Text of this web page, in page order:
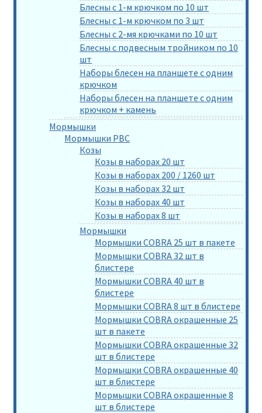
Блесны с 1-м крючком по 10 шт
Блесны с 1-м крючком по 3 шт
Блесны с 2-мя крючками по 10 шт
Блесны с подвесным тройником по 10
шт
Наборы блесен на планшете с одним
крючком
Наборы блесен на планшете с одним
крючком + камень
Мормышки
Мормышки РВС
Козы
Козы в наборах 20 шт
Козы в наборах 200 / 1260 шт
Козы в наборах 32 шт
Козы в наборах 40 шт
Козы в наборах 8 шт
Мормышки
Мормышки COBRA 25 шт в пакете
Мормышки COBRA 32 шт в
блистере
Мормышки COBRA 40 шт в
блистере
Мормышки COBRA 8 шт в блистере
Мормышки COBRA окрашенные 25
шт в пакете
Мормышки COBRA окрашенные 32
шт в блистере
Мормышки COBRA окрашенные 40
шт в блистере
Мормышки COBRA окрашенные 8
шт в блистере